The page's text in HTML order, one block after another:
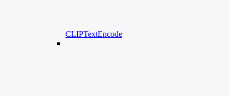
CLIPTextEncode